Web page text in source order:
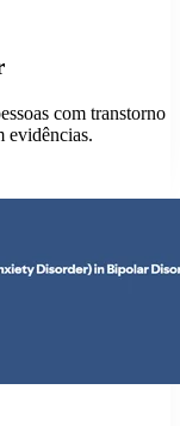
com transtorno
evidências.